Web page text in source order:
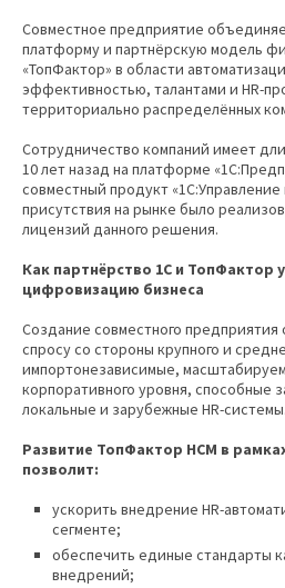
Совместное предприятие
платформу и партнёрскую модель
«ТопФактор» в области
эффективностью, талантами и HR-
территориально распределённых
Сотрудничество компаний имеет
10 лет назад на платформе
совместный продукт «1С:Управление
присутствия на рынке было
лицензий данного решения.
Как партнёрство 1С и ТопФактор
цифровизацию бизнеса
Создание совместного
спросу со стороны крупного и
импортонезависимые,
корпоративного уровня, способные
локальные и зарубежные HR-системы.
Развитие ТопФактор HCM в
позволит:
ускорить внедрение HR-
сегменте;
обеспечить единые стандарты
внедрений;